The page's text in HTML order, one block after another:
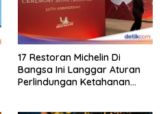
17 Restoran Michelin Di
Bangsa Ini Langgar Aturan
Perlindungan Ketahanan